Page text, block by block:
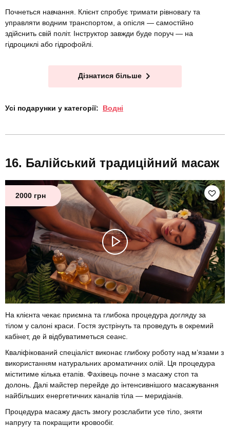
Почнеться навчання. Клієнт спробує тримати рівновагу та
управляти водним транспортом, а опісля — самостійно
здійснить свій політ. Інструктор завжди буде поруч — на
гідроциклі або гідрофойлі.
Дізнатися більше
Усі подарунки у категорії: Водні
Балійський традиційний масаж
2000 грн
На клієнта чекає приємна та глибока процедура догляду за
тілом у салоні краси. Гостя зустрінуть та проведуть в окремий
кабінет, де й відбуватиметься сеанс.
Кваліфікований спеціаліст виконає глибоку роботу над м’язами з
використанням натуральних ароматичних олій. Ця процедура
міститиме кілька етапів. Фахівець почне з масажу стоп та
долонь. Далі майстер перейде до інтенсивнішого масажування
найбільших енергетичних каналів тіла — меридіанів.
Процедура масажу дасть змогу розслабити усе тіло, зняти
напругу та покращити кровообіг.